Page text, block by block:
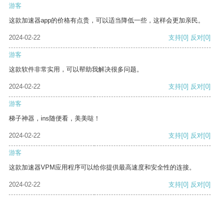
游客
这款加速器app的价格有点贵，可以适当降低一些，这样会更加亲民。
2024-02-22 支持[0] 反对[0]
游客
这款软件非常实用，可以帮助我解决很多问题。
2024-02-22 支持[0] 反对[0]
游客
梯子神器，ins随便看，美美哒！
2024-02-22 支持[0] 反对[0]
游客
这款加速器VPM应用程序可以给你提供最高速度和安全性的连接。
2024-02-22 支持[0] 反对[0]